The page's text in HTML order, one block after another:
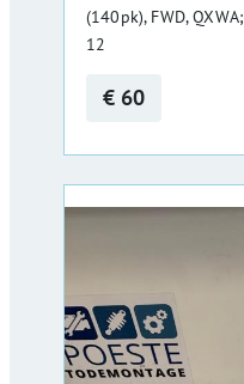
(140pk), FWD,
12
€ 60